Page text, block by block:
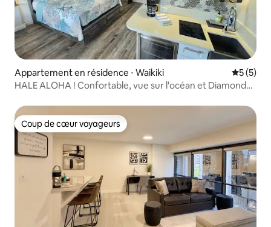
Appartement en résidence ⋅ Waikiki
5 (5)
HALE ALOHA ! Confortable, vue sur l'océan et Diamond
Coup de cœur voyageurs
Coup de cœur voyageurs